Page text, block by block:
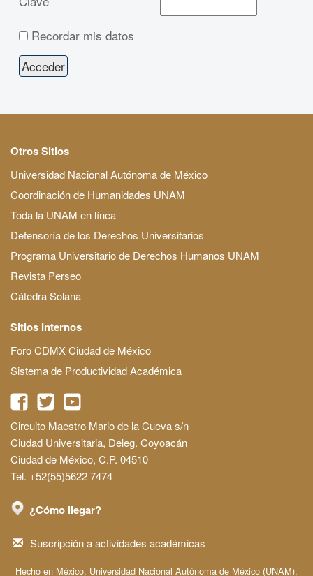
Recordar mis datos
Otros Sitios
Universidad Nacional Autónoma de México
Coordinación de Humanidades UNAM
Toda la UNAM en línea
Defensoría de los Derechos Universitarios
Programa Universitario de Derechos Humanos UNAM
Revista Perseo
Cátedra Solana
Sitios Internos
Foro CDMX Ciudad de México
Sistema de Productividad Académica
Circuito Maestro Mario de la Cueva s/n
Ciudad Universitaria, Deleg. Coyoacán
Ciudad de México, C.P. 04510
Tel. +52(55)5622 7474
¿Cómo llegar?
Suscripción a actividades académicas
Hecho en México, Universidad Nacional Autónoma de México (UNAM),